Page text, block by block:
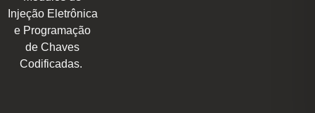
Injeção Eletrônica
e Programação
de Chaves
Codificadas.